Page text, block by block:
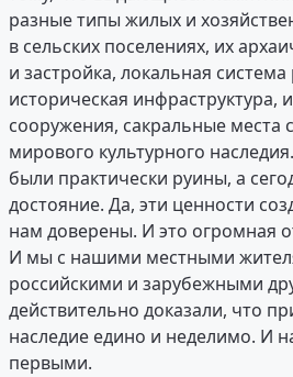
разные типы жилых и
в сельских поселениях, их
и застройка, локальная система
историческая инфраструктура,
сооружения, сакральные места
мирового культурного
были практически руины, а
достояние. Да, эти ценности
нам доверены. И это огромная
И мы с нашими местными
российскими и зарубежными
действительно доказали, что
наследие едино и неделимо. И
первыми.